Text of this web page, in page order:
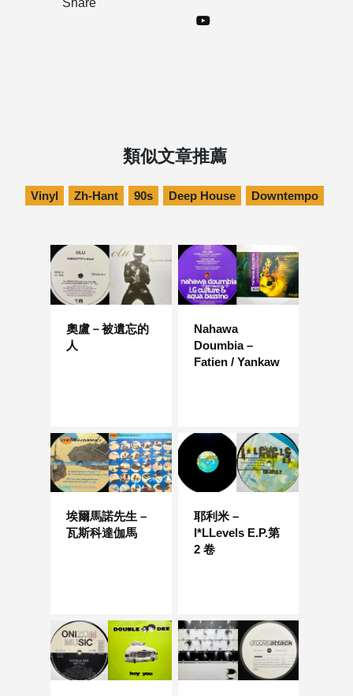
類似文章推薦
Vinyl Zh-Hant 90s Deep House Downtempo
奧盧－被遺忘的
人
Nahawa
Doumbia –
Fatien / Yankaw
埃爾馬諾先生 –
瓦斯科達伽馬
耶利米 –
I*LLevels E.P.第
2 卷